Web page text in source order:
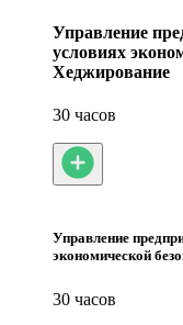
Управление
условиях
Хеджирование
30 часов
Управление
экономической
30 часов